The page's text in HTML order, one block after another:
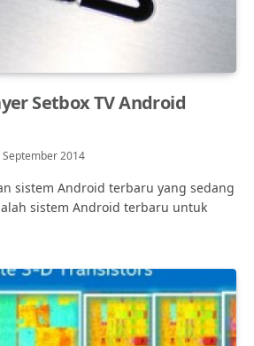
Setbox TV Android
September 2014
sistem Android terbaru yang sedang
sistem Android terbaru untuk